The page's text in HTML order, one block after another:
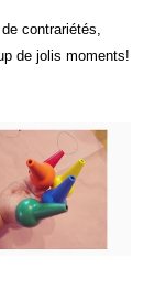
contrariétés,
de jolis moments!